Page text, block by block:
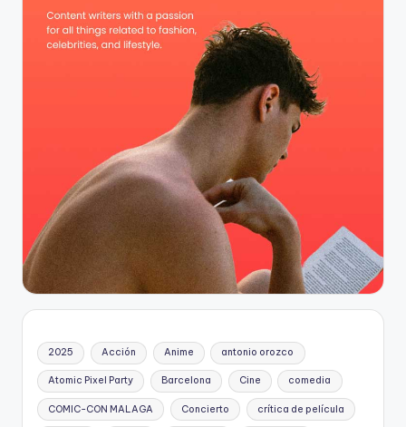
2025 Acción Anime antonio orozco
Atomic Pixel Party Barcelona Cine comedia
COMIC-CON MALAGA Concierto crítica de película